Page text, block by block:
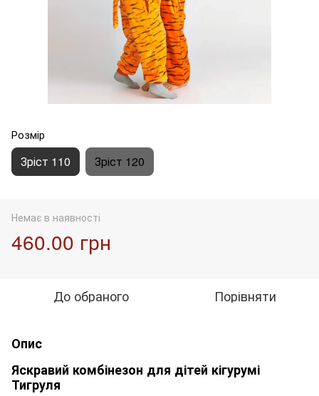
Розмір
Зріст 110 Зріст 120
Немає в наявності
460.00 грн
До обраного Порівняти
Опис
Яскравий комбінезон для дітей кігурумі
Тигруля